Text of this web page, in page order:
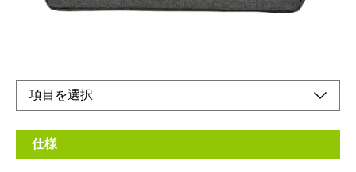
仕様